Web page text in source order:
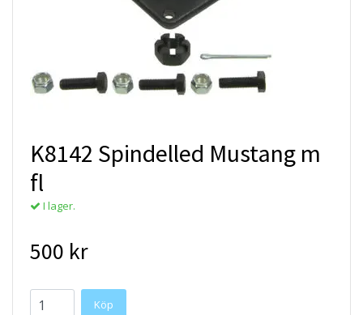
K8142 Spindelled Mustang m
fl
I lager.
500 kr